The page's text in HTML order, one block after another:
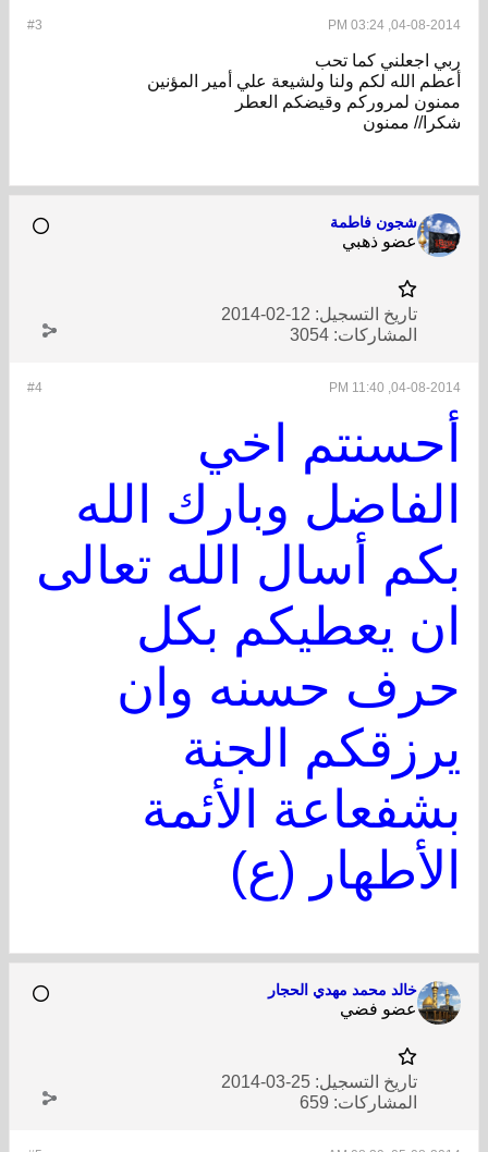
#3 04-08-2014, 03:24 PM
ربي اجعلني كما تحب
أعطم الله لكم ولنا ولشيعة علي أمير المؤنين
ممنون لمروركم وقيضكم العطر
شكرا// ممنون
شجون فاطمة
عضو ذهبي
تاريخ التسجيل: 12-02-2014
المشاركات: 3054
#4 04-08-2014, 11:40 PM
أحسنتم اخي
الفاضل وبارك الله
بكم أسال الله تعالى
ان يعطيكم بكل
حرف حسنه وان
يرزقكم الجنة
بشفعاعة الأئمة
الأطهار (ع)
خالد محمد مهدي الحجار
عضو فضي
تاريخ التسجيل: 25-03-2014
المشاركات: 659